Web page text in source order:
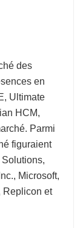
des
en
Ultimate
HCM,
Parmi
figuraient
Microsoft,
Replicon et